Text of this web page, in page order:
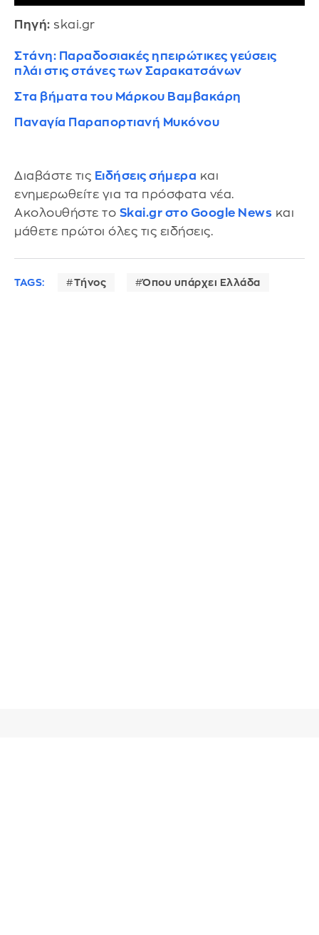
Πηγή: skai.gr
Στάνη: Παραδοσιακές ηπειρώτικες γεύσεις
πλάι στις στάνες των Σαρακατσάνων
Στα βήματα του Μάρκου Βαμβακάρη
Παναγία Παραπορτιανή Μυκόνου
Διαβάστε τις Ειδήσεις σήμερα και
ενημερωθείτε για τα πρόσφατα νέα.
Ακολουθήστε το Skai.gr στο Google News και
μάθετε πρώτοι όλες τις ειδήσεις.
TAGS: Τήνος Όπου υπάρχει Ελλάδα